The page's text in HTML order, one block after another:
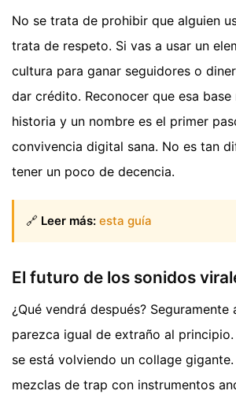
No se trata de prohibir que alguien
trata de respeto. Si vas a usar un
cultura para ganar seguidores o
dar crédito. Reconocer que esa
historia y un nombre es el primer
convivencia digital sana. No es tan
tener un poco de decencia.
🔗 Leer más: esta guía
El futuro de los sonidos
¿Qué vendrá después? Seguramente
parezca igual de extraño al
se está volviendo un collage
mezclas de trap con instrumentos